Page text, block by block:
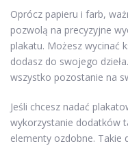
Oprócz papieru i farb,
pozwolą na precyzyjne
plakatu. Możesz wycinać
dodasz do swojego
wszystko pozostanie na
Jeśli chcesz nadać
wykorzystanie dodatków
elementy ozdobne. Takie